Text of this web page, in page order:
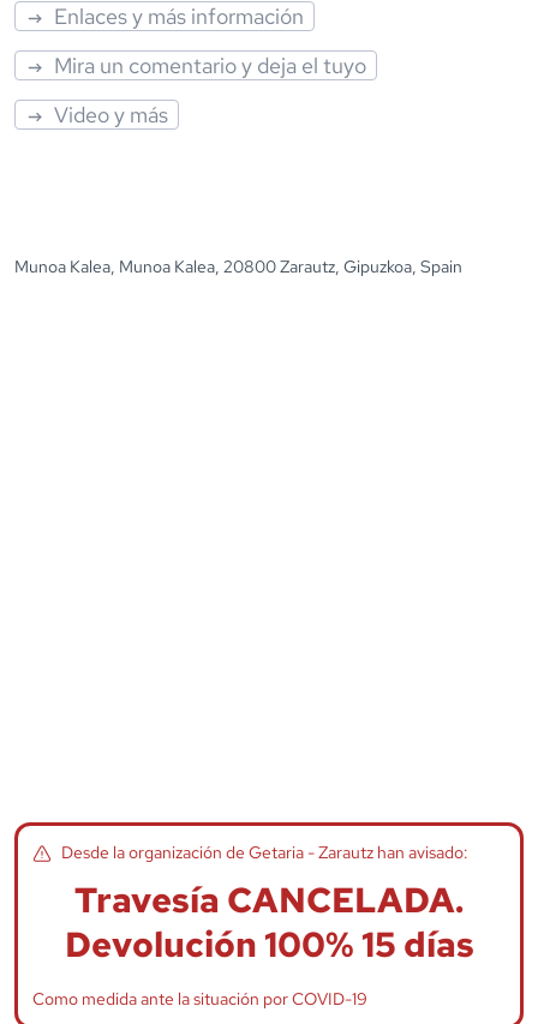
Enlaces y más información
Mira un comentario y deja el tuyo
Video y más
Munoa Kalea, Munoa Kalea, 20800 Zarautz, Gipuzkoa, Spain
Desde la organización deGetaria - Zarautz han avisado:
Travesía CANCELADA.
Devolución 100% 15 días
Como medida ante la situación por COVID-19